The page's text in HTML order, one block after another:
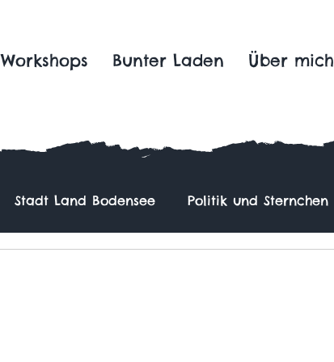
Workshops Bunter Laden Über mich
Stadt Land Bodensee Politik und Sternchen